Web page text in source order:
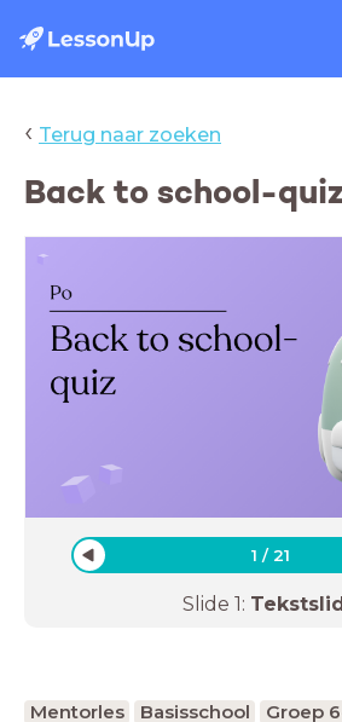
‹ Terug naar zoeken
Back to school-
1 /21
Slide 1:
Mentorles Basisschool Groep